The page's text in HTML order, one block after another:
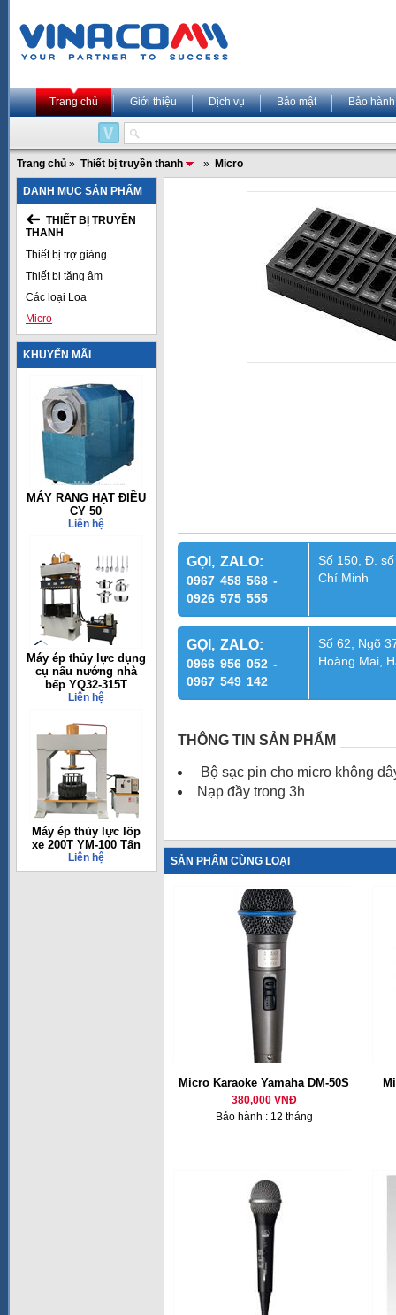
Trang chủ Giới thiệu Dịch vụ Bảo mật Bảo hành
Trang chủ » Thiết bị truyền thanh » Micro
DANH MỤC SẢN PHẨM
THIẾT BỊ TRUYỀN
THANH
Thiết bị trợ giảng
Thiết bị tăng âm
Các loại Loa
Micro
KHUYẾN MÃI
MÁY RANG HẠT ĐIỀU
CY 50
Liên hệ
Máy ép thủy lực dụng
cụ nấu nướng nhà
bếp YQ32-315T
Liên hệ
Máy ép thủy lực lốp
xe 200T YM-100 Tấn
Liên hệ
GỌI, ZALO:
0967 458 568 -
0926 575 555
Số 150, Đ.
Chí Minh
GỌI, ZALO:
0966 956 052 -
0967 549 142
Số 62, Ngõ
Hoàng Mai,
THÔNG TIN SẢN PHẨM
Bộ sạc pin cho micro không
Nạp đầy trong 3h
SẢN PHẨM CÙNG LOẠI
Micro Karaoke Yamaha DM-50S
380,000 VNĐ
Bảo hành : 12 tháng